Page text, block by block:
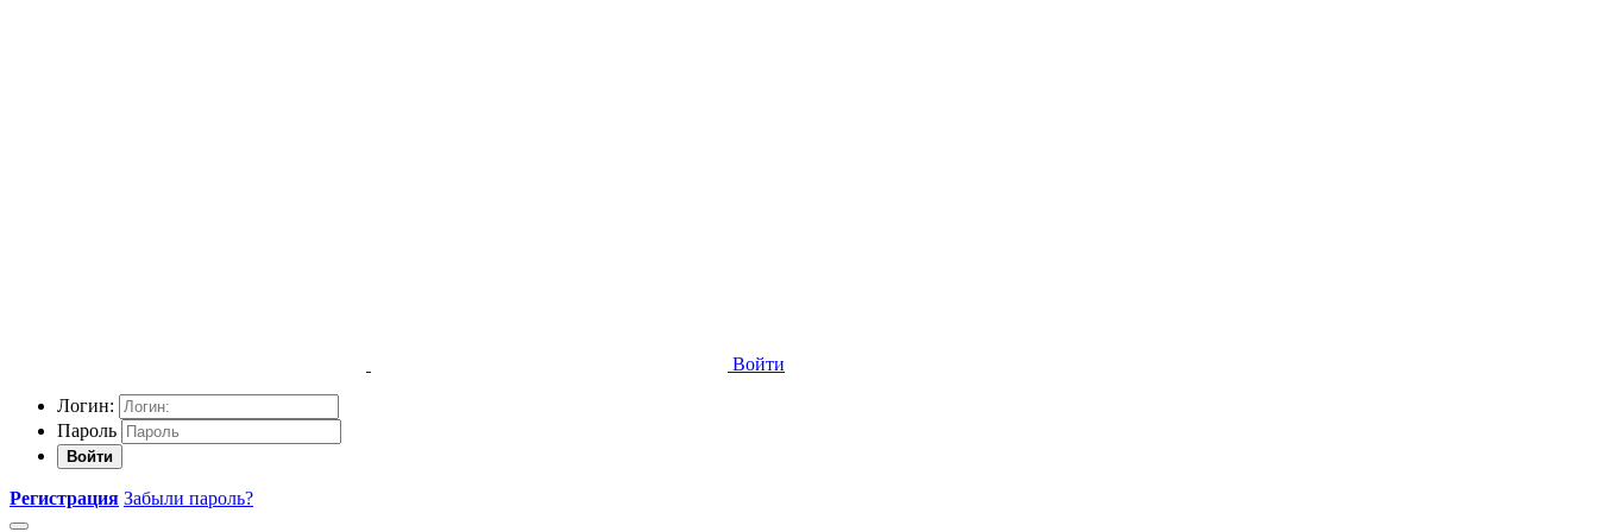
Войти
Логин:
Пароль
Войти
Регистрация Забыли пароль?